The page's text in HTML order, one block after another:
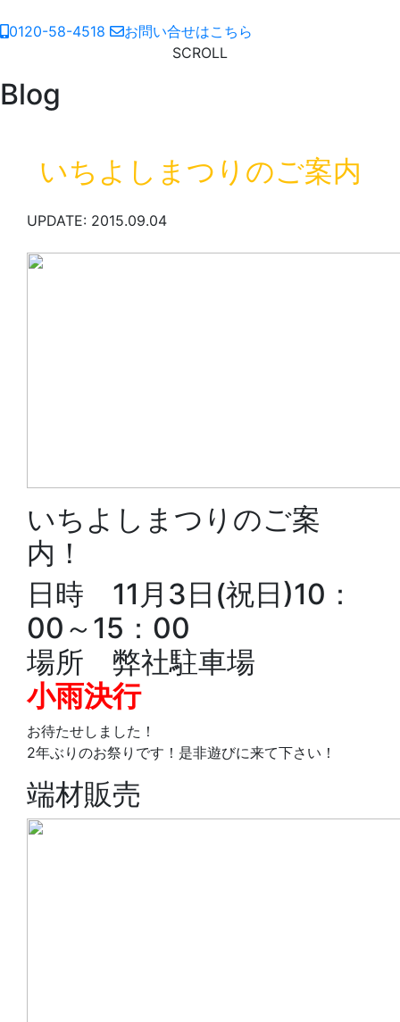
0120-58-4518
お問い合せはこちら
SCROLL
Blog
いちよしまつりのご案内
UPDATE: 2015.09.04
いちよしまつりのご案
内！
日時 11月3日(祝日)10：
00～15：00
場所 弊社駐車場
小雨決行
お待たせしました！
2年ぶりのお祭りです！是非遊びに来て下さい！
端材販売